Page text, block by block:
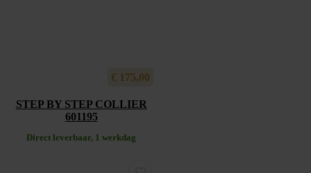
€ 175,00
STEP BY STEP COLLIER
601195
Direct leverbaar, 1 werkdag